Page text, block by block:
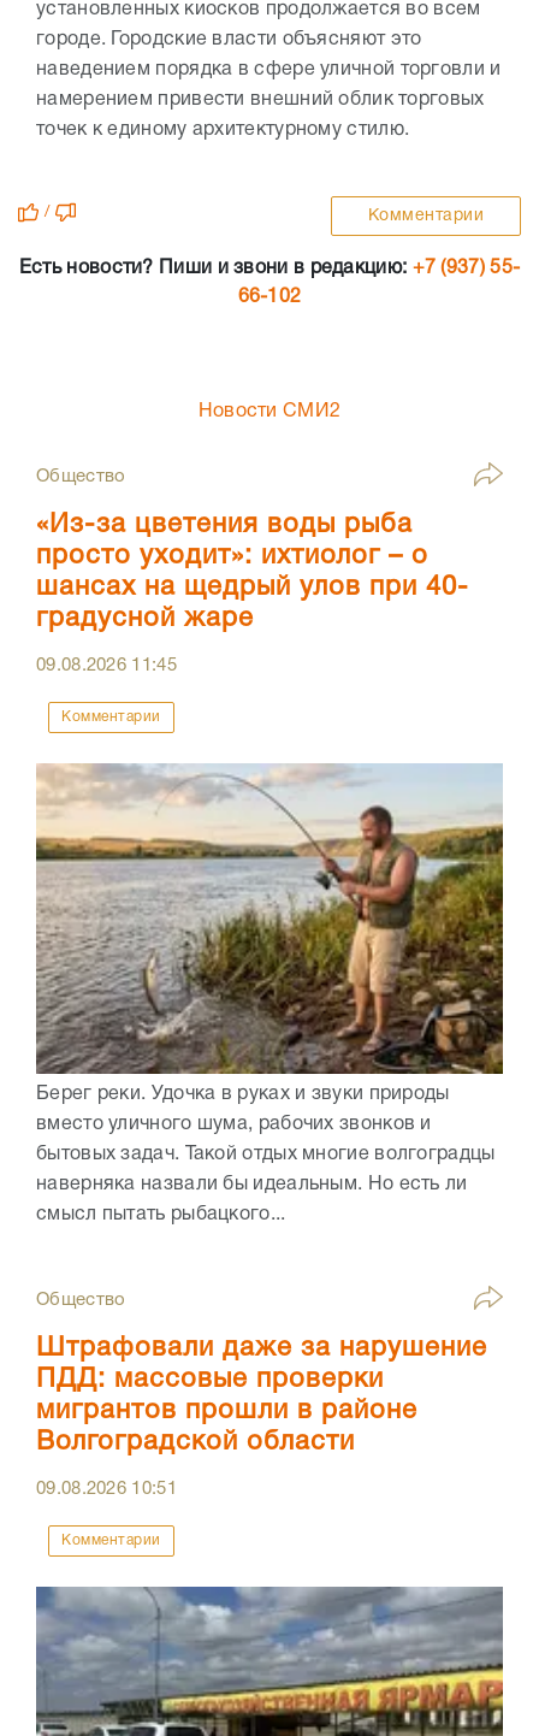
установленных киосков продолжается во всем
городе. Городские власти объясняют это
наведением порядка в сфере уличной торговли и
намерением привести внешний облик торговых
точек к единому архитектурному стилю.
/ Комментарии
Есть новости? Пиши и звони в редакцию: +7 (937) 55-
66-102
Новости СМИ2
Общество
«Из-за цветения воды рыба
просто уходит»: ихтиолог – о
шансах на щедрый улов при 40-
градусной жаре
09.08.2026 11:45
Комментарии
Берег реки. Удочка в руках и звуки природы
вместо уличного шума, рабочих звонков и
бытовых задач. Такой отдых многие волгоградцы
наверняка назвали бы идеальным. Но есть ли
смысл пытать рыбацкого...
Общество
Штрафовали даже за нарушение
ПДД: массовые проверки
мигрантов прошли в районе
Волгоградской области
09.08.2026 10:51
Комментарии